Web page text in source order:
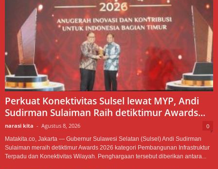
Perkuat Konektivitas Sulsel lewat MYP, Andi
Sudirman Sulaiman Raih detiktimur Awards...
narasi kita - Agustus 8, 2026 0
Matakita.co, Jakarta — Gubernur Sulawesi Selatan (Sulsel) Andi Sudirman
Sulaiman meraih detiktimur Awards 2026 kategori Pembangunan Infrastruktur
Terpadu dan Konektivitas Wilayah. Penghargaan tersebut diberikan antara...